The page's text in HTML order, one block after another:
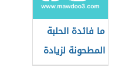
ما فائدة الحلبة
المطحونة لزيادة
الوزن